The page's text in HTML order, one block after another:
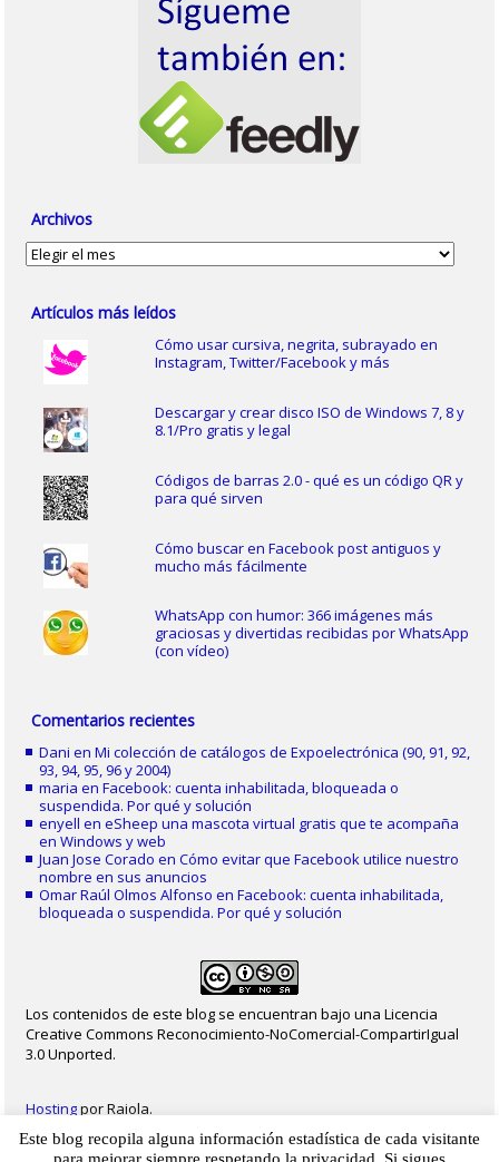
Archivos
Archivos
Artículos más leídos
Cómo usar cursiva, negrita, subrayado en
Instagram, Twitter/Facebook y más
Descargar y crear disco ISO de Windows 7, 8 y
8.1/Pro gratis y legal
Códigos de barras 2.0 - qué es un código QR y
para qué sirven
Cómo buscar en Facebook post antiguos y
mucho más fácilmente
WhatsApp con humor: 366 imágenes más
graciosas y divertidas recibidas por WhatsApp
(con vídeo)
Comentarios recientes
Dani enMi colección de catálogos de Expoelectrónica (90, 91, 92,
93, 94, 95, 96 y 2004)
maria enFacebook: cuenta inhabilitada, bloqueada o
suspendida. Por qué y solución
enyell eneSheep una mascota virtual gratis que te acompaña
en Windows y web
Juan Jose Corado enCómo evitar que Facebook utilice nuestro
nombre en sus anuncios
Omar Raúl Olmos Alfonso enFacebook: cuenta inhabilitada,
bloqueada o suspendida. Por qué y solución
Los contenidos de este blog se encuentran bajo una Licencia
Creative Commons Reconocimiento-NoComercial-CompartirIgual
3.0 Unported.
Hostingpor Raiola.
2023 - Christian Delgado von Eitzen|Inicio | Contacto | Mapa web|Aviso legal
Este blog recopila alguna información estadística de cada visitante